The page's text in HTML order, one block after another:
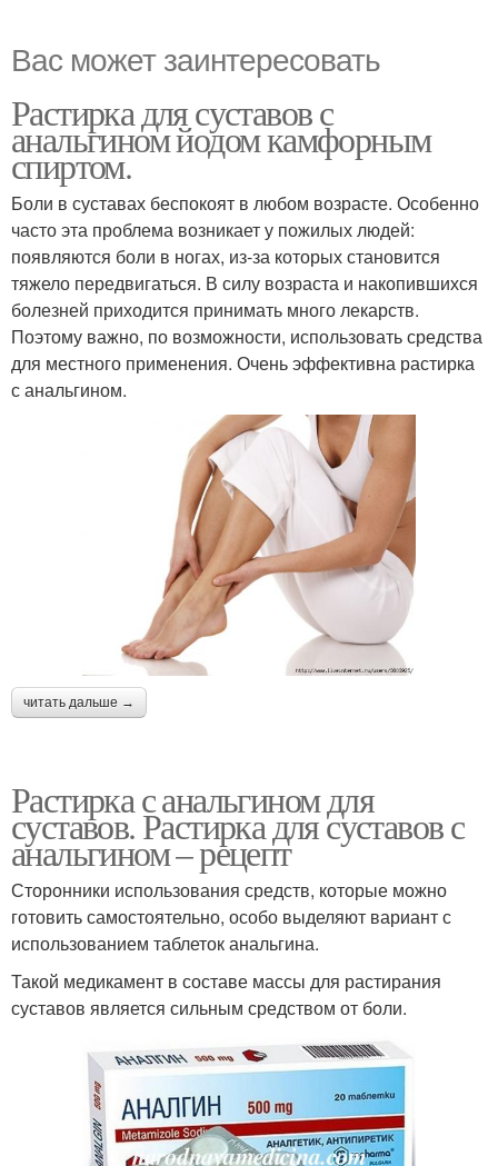
Вас может заинтересовать
Растирка для суставов с
анальгином йодом камфорным
спиртом.
Боли в суставах беспокоят в любом возрасте. Особенно
часто эта проблема возникает у пожилых людей:
появляются боли в ногах, из-за которых становится
тяжело передвигаться. В силу возраста и накопившихся
болезней приходится принимать много лекарств.
Поэтому важно, по возможности, использовать средства
для местного применения. Очень эффективна растирка
с анальгином.
читать дальше →
Растирка с анальгином для
суставов. Растирка для суставов с
анальгином – рецепт
Сторонники использования средств, которые можно
готовить самостоятельно, особо выделяют вариант с
использованием таблеток анальгина.
Такой медикамент в составе массы для растирания
суставов является сильным средством от боли.